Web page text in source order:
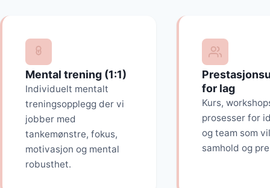
Mental trening (1:1)
Individuelt mentalt
treningsopplegg der vi
jobber med
tankemønstre, fokus,
motivasjon og mental
robusthet.
for lag
Kurs,
prosesser for
og team som
samhold og